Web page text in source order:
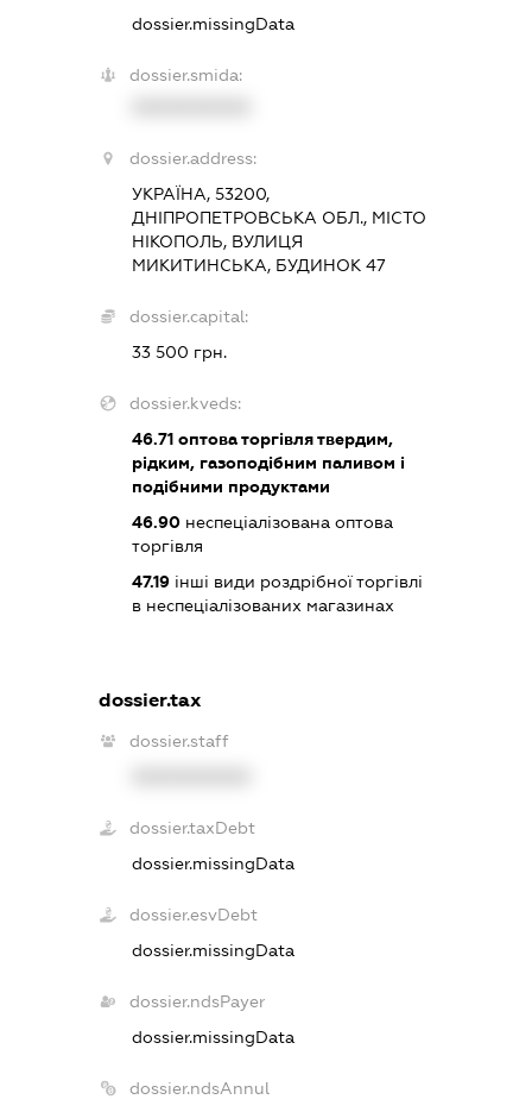
dossier.missingData
dossier.smida:
dossier.address:
УКРАЇНА, 53200,
ДНІПРОПЕТРОВСЬКА ОБЛ., МІСТО
НІКОПОЛЬ, ВУЛИЦЯ
МИКИТИНСЬКА, БУДИНОК 47
dossier.capital:
33 500 грн.
dossier.kveds:
46.71 оптова торгівля твердим,
рідким, газоподібним паливом і
подібними продуктами
46.90 неспеціалізована оптова
торгівля
47.19 інші види роздрібної торгівлі
в неспеціалізованих магазинах
dossier.tax
dossier.staff
dossier.taxDebt
dossier.missingData
dossier.esvDebt
dossier.missingData
dossier.ndsPayer
dossier.missingData
dossier.ndsAnnul